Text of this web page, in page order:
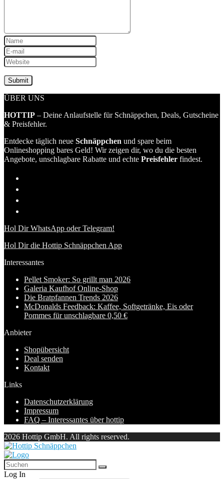
ÜBER UNS
HOTTIP – Deine Anlaufstelle für Schnäppchen, Deals, Gutscheine
& Preisfehler.
Entdecke täglich neue Schnäppchen und spare beim
Onlineshopping bares Geld! Wir zeigen dir, wo du die besten
Angebote, unschlagbare Rabatte und echte Preisfehler findest.
Hol Dir WhatsApp oder Telegram!
Hol Dir die Hottip Schnäppchen App
Interessantes
Pellet Smoker: So grillt man 2026
Galeria Kaufhof Online-Shop
Die Bratpfannen Trends 2026
McDonalds Feedback: Kaffee, Softgetränke, Eis oder
Pommes für unschlagbare 0,50 €
Anbieter
Shopübersicht
Deal senden
Kontakt
Links
Datenschutzerklärung
Impressum
FAQ – Interessantes über hottip
2026 Hottip GmbH. All rights reserved.
Log In